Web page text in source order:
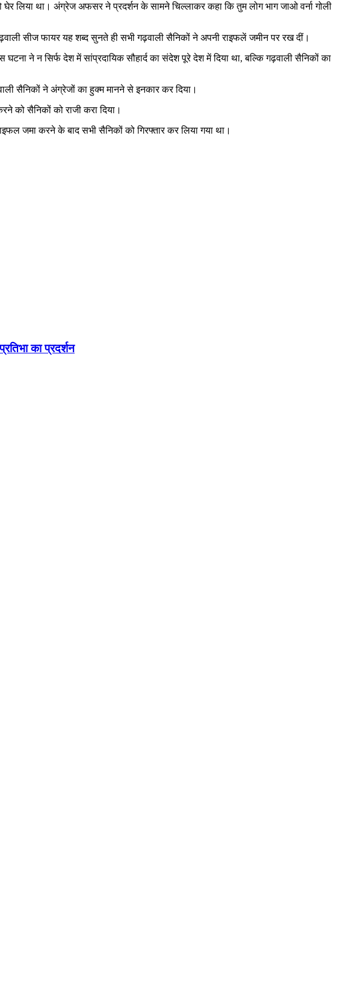
लिया था। अंग्रेज अफसर ने प्रदर्शन के सामने चिल्लाकर कहा कि तुम लोग भाग जाओ वर्ना गोली
सीज फायर यह शब्द सुनते ही सभी गढ़वाली सैनिकों ने अपनी राइफलें जमीन पर रख दीं।
ने न सिर्फ देश में सांप्रदायिक सौहार्द का संदेश पूरे देश में दिया था, बल्कि गढ़वाली सैनिकों का
सैनिकों ने अंग्रेजों का हुक्म मानने से इनकार कर दिया।
को सैनिकों को राजी करा दिया।
जमा करने के बाद सभी सैनिकों को गिरफ्तार कर लिया गया था।
का प्रदर्शन